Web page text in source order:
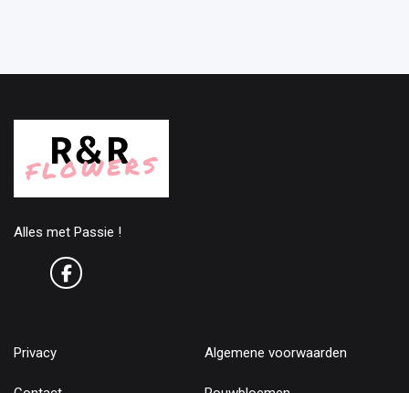
Alles met Passie !
Privacy Algemene voorwaarden